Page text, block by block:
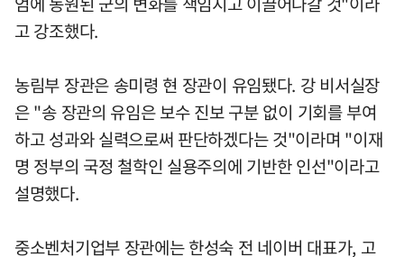
고 강조했다.
농림부 장관은 송미령 현 장관이 유임됐다. 강 비서실장
은 "송 장관의 유임은 보수 진보 구분 없이 기회를 부여
하고 성과와 실력으로써 판단하겠다는 것"이라며 "이재
명 정부의 국정 철학인 실용주의에 기반한 인선"이라고
설명했다.
중소벤처기업부 장관에는 한성숙 전 네이버 대표가, 고